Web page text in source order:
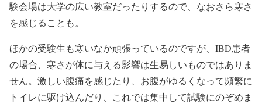
験会場は大学の広い教室だったりするので、なおさら寒さ
を感じることも。
ほかの受験生も寒いなか頑張っているのですが、IBD患者
の場合、寒さが体に与える影響は生易しいものではありま
せん。激しい腹痛を感じたり、お腹がゆるくなって頻繁に
トイレに駆け込んだり、これでは集中して試験にのぞめま